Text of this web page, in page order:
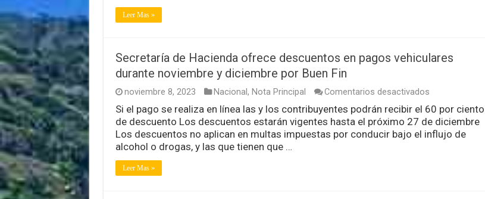
Leer Mas »
Secretaría de Hacienda ofrece descuentos en pagos vehiculares
durante noviembre y diciembre por Buen Fin
noviembre 8, 2023 Nacional , Nota Principal Comentarios desactivadosen
de
Hacienda
ofrece
descuentos
Si el pago se realiza en línea las y los contribuyentes podrán recibir el 60 por ciento
de descuento Los descuentos estarán vigentes hasta el próximo 27 de diciembre
Los descuentos no aplican en multas impuestas por conducir bajo el influjo de
alcohol o drogas, y las que tienen que …
Leer Mas »